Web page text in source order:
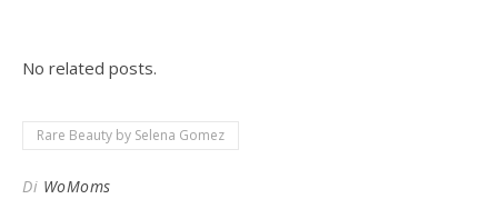
No related posts.
Rare Beauty by Selena Gomez
Di WoMoms